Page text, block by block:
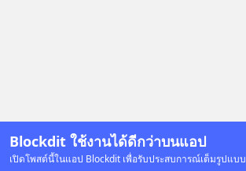
Blockdit ใช้งานได้ดีกว่าบนแอป
เปิดโพสต์นี้ในแอป Blockdit เพื่อรับประสบการณ์เต็มรูปแบบ